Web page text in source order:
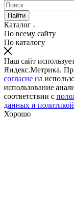
Найти
Каталог
По всему сайту
По каталогу
Наш сайт
Яндекс.Метрика.
согласие на
использование
соответствии с
данных и
Хорошо